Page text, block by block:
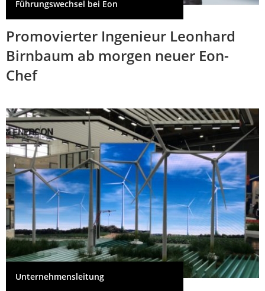
Führungswechsel bei Eon
Promovierter Ingenieur Leonhard
Birnbaum ab morgen neuer Eon-
Chef
Unternehmensleitung